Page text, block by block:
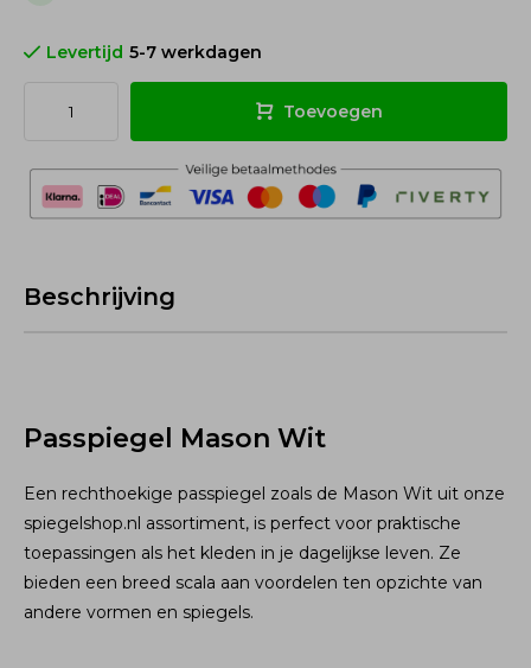
Levertijd 5-7 werkdagen
Toevoegen
Beschrijving
Passpiegel Mason Wit
Een rechthoekige passpiegel zoals de Mason Wit uit onze
spiegelshop.nl assortiment, is perfect voor praktische
toepassingen als het kleden in je dagelijkse leven. Ze
bieden een breed scala aan voordelen ten opzichte van
andere vormen en spiegels.